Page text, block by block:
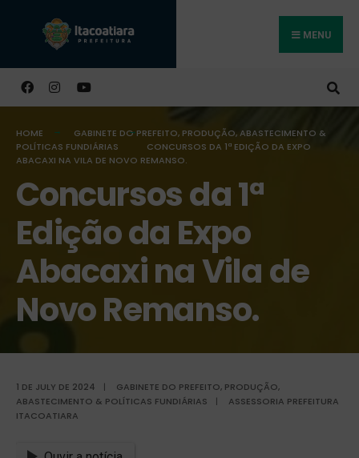
MENU
HOME GABINETE DO PREFEITO, PRODUÇÃO, ABASTECIMENTO &
POLÍTICAS FUNDIÁRIAS
CONCURSOS DA 1ª EDIÇÃO DA EXPO
ABACAXI NA VILA DE NOVO REMANSO.
Concursos da 1ª
Edição da Expo
Abacaxi na Vila de
Novo Remanso.
1 DE JULY DE 2024 | GABINETE DO PREFEITO, PRODUÇÃO,
ABASTECIMENTO & POLÍTICAS FUNDIÁRIAS
|
ASSESSORIA PREFEITURA
ITACOATIARA
Buscar